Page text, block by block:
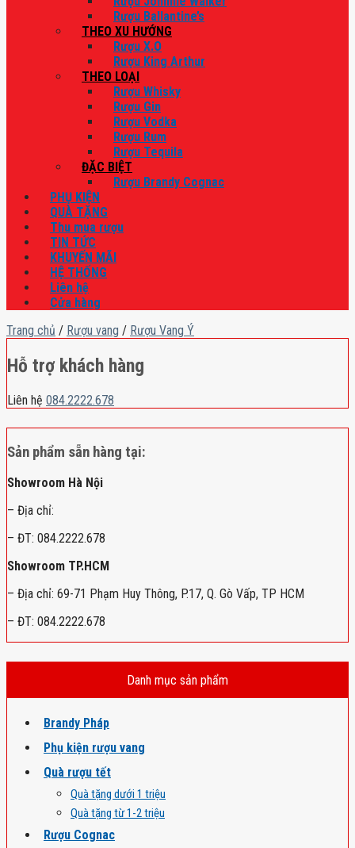
Rượu Ballantine’s
THEO XU HƯỚNG
Rượu X.O
Rượu King Arthur
THEO LOẠI
Rượu Whisky
Rượu Gin
Rượu Vodka
Rượu Rum
Rượu Tequila
ĐẶC BIỆT
Rượu Brandy Cognac
PHỤ KIỆN
QUÀ TẶNG
Thu mua rượu
TIN TỨC
KHUYẾN MÃI
HỆ THỐNG
Liên hệ
Cửa hàng
Trang chủ / Rượu vang / Rượu Vang Ý
Hỗ trợ khách hàng
Liên hệ 084.2222.678
Sản phẩm sẵn hàng tại:
Showroom Hà Nội
– Địa chỉ:
– ĐT: 084.2222.678
Showroom TP.HCM
– Địa chỉ: 69-71 Phạm Huy Thông, P.17, Q. Gò Vấp, TP HCM
– ĐT: 084.2222.678
Danh mục sản phẩm
Brandy Pháp
Phụ kiện rượu vang
Quà rượu tết
Quà tặng dưới 1 triệu
Quà tặng từ 1-2 triệu
Rượu Cognac